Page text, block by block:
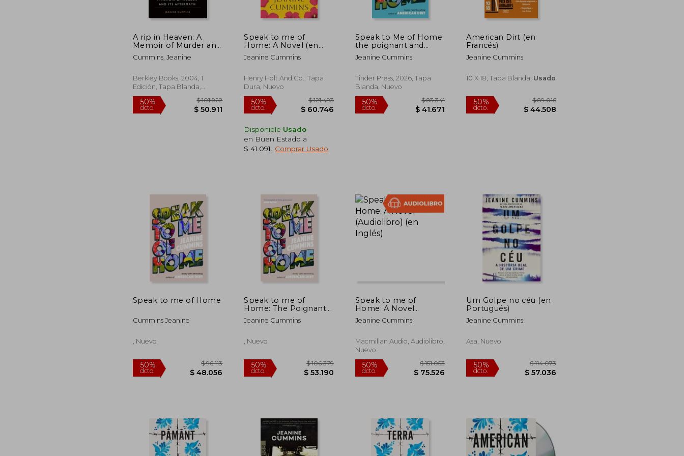
A rip in Heaven: A
Memoir of Murder and
its Aftermath (en
Inglés)
Cummins, Jeanine
Berkley Books, 2004, 1
Edición, Tapa Blanda,
Nuevo
50%
dcto.
Speak to me of
Home: A Novel (en
Inglés)
Jeanine Cummins
Henry Holt And Co., Tapa
Dura, Nuevo
50%
dcto.
Disponible Usado
en Buen Estado a
$ 41.091
Comprar Usado
Speak to Me of Home.
the poignant and
uplifting family story
from the bestselling
Dirt
Jeanine Cummins
Tinder Press, 2026, Tapa
Blanda, Nuevo
$ 41.671
American Dirt (en
Francés)
Jeanine Cummins
10 X 18, Tapa Blanda, Usado
50%
Speak to me of Home
Cummins Jeanine
, Nuevo
Speak to me of
Home: The Poignant
and Uplifting Family
Story From the
American Dirt
Jeanine Cummins
, Nuevo
Speak to me of
Home: A Novel
(Audiolibro) (en Inglés)
Jeanine Cummins
Macmillan Audio, Audiolibro,
Nuevo
Um Golpe no céu (en
Portugués)
Jeanine Cummins
Asa, Nuevo